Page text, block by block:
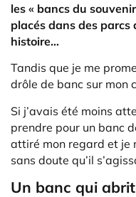
les « bancs du
placés dans des
histoire…
Tandis que je me
drôle de banc sur mon
Si j’avais été moins
prendre pour un banc
attiré mon regard et je
sans doute qu’il
Un banc qui